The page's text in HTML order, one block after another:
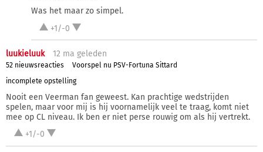
Was het maar zo simpel.
+1/-0
luukieluuk 12 ma geleden
52 nieuwsreacties
Voorspel nu PSV-Fortuna Sittard
incomplete opstelling
Nooit een Veerman fan geweest. Kan prachtige wedstrijden
spelen, maar voor mij is hij voornamelijk veel te traag, komt niet
mee op CL niveau. Ik ben er niet perse rouwig om als hij vertrekt.
+1/-0